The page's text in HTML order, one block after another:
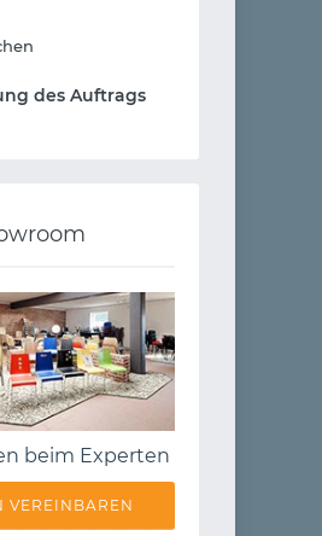
des Auftrags
beim Experten
VEREINBAREN